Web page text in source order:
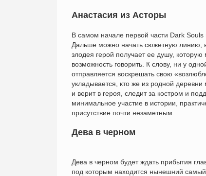
Анастасия из Асторы
В самом начале первой части Dark Souls
Дальше можно начать сюжетную линию, в
злодея герой получает ее душу,
возможность говорить. К слову, ни у
отправляется воскрешать свою
укладывается, кто же из родной
и верит в героя, следит за костром и
минимальное участие в истории,
присутствие почти незаметным.
Дева в черном
Дева в черном будет ждать прибытия
под которым находится нынешний